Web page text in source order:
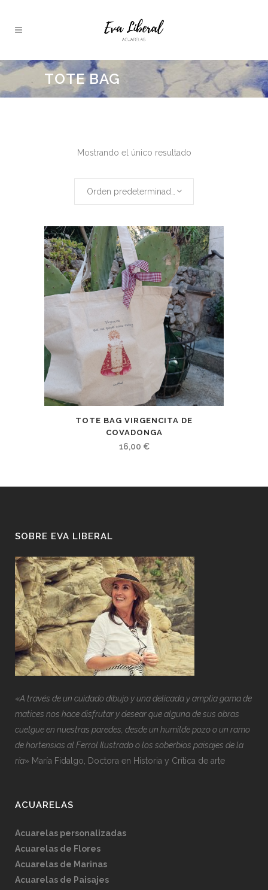
TOTE BAG
Mostrando el único resultado
TOTE BAG VIRGENCITA DE
COVADONGA
16,00 €
SOBRE EVA LIBERAL
«A través de un cuidado dibujo y una delicada y amplia gama de
matices nos hace disfrutar y desear que alguna de sus obras
cuelgue en nuestras paredes, desde un humilde pozo o un ramo
de hortensias al Ferrol Ilustrado o los soberbios paisajes de la
ría» María Fidalgo, Doctora en Historia y Crítica de arte
ACUARELAS
Acuarelas personalizadas
Acuarelas de Flores
Acuarelas de Marinas
Acuarelas de Paisajes